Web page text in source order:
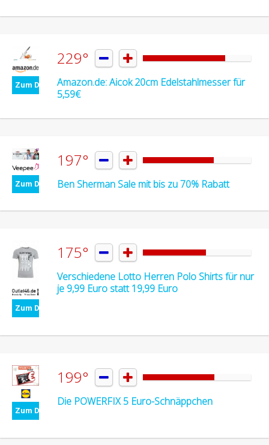
Zum Deal
229°  
Amazon.de: Aicok 20cm Edelstahlmesser für
5,59€
Zum Deal
197°  
Ben Sherman Sale mit bis zu 70% Rabatt
Zum Deal
175°  
Verschiedene Lotto Herren Polo Shirts für nur
je 9,99 Euro statt 19,99 Euro
Zum Deal
199°  
Die POWERFIX 5 Euro-Schnäppchen